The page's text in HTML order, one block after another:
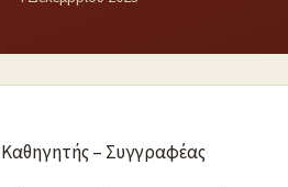
Καθηγητής – Συγγραφέας